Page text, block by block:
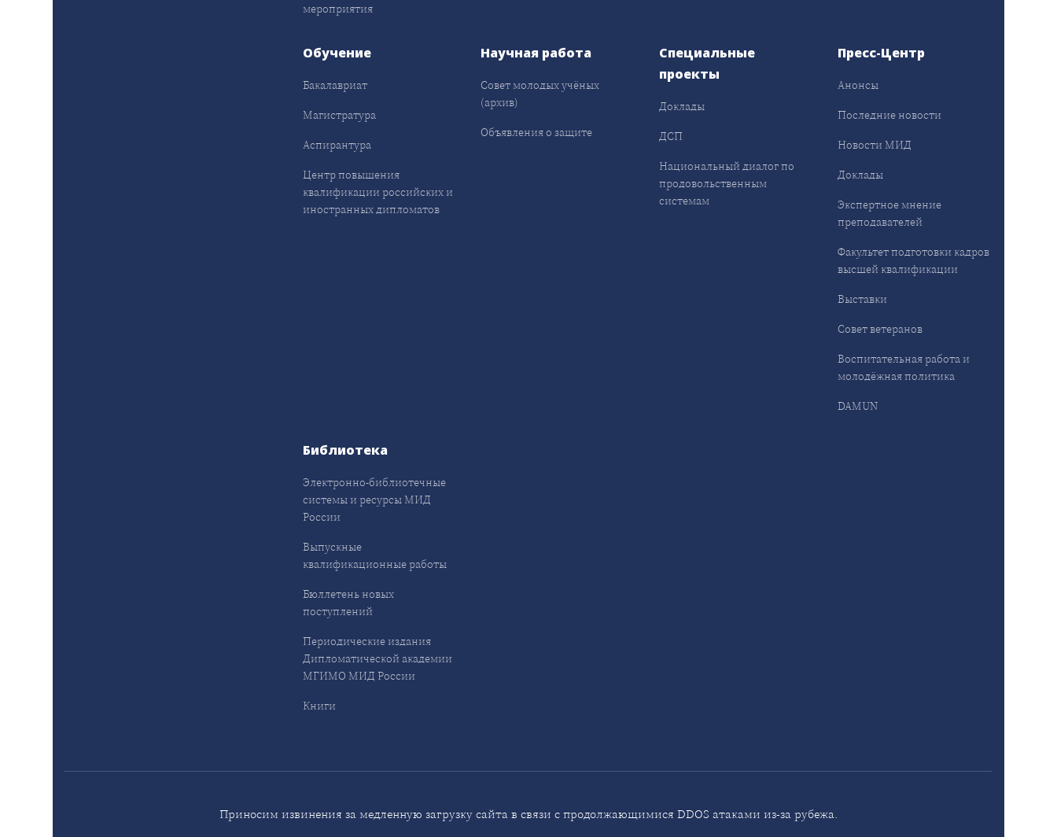
мероприятия
Обучение
Бакалавриат
Магистратура
Аспирантура
Центр повышения
квалификации российских и
иностранных дипломатов
Научная работа
Совет молодых учёных
(архив)
Объявления о защите
Специальные
проекты
Доклады
ДСП
Национальный диалог по
продовольственным
системам
Пресс-Центр
Анонсы
Последние новости
Новости МИД
Доклады
Экспертное мнение
преподавателей
Факультет подготовки кадров
высшей квалификации
Выставки
Совет ветеранов
Воспитательная работа и
молодёжная политика
DAMUN
Библиотека
Электронно-библиотечные
системы и ресурсы МИД
России
Выпускные
квалификационные работы
Бюллетень новых
поступлений
Периодические издания
Дипломатической академии
МГИМО МИД России
Книги
Приносим извинения за медленную загрузку сайта в связи с продолжающимися DDOS атаками из-за рубежа.